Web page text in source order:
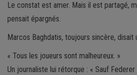
Le constat est amer. Mais il est partagé,
pensait épargnés.
Marcos Baghdatis, toujours sincère, disait
« Tous les joueurs sont malheureux. »
Un journaliste lui rétorque : « Sauf Federer